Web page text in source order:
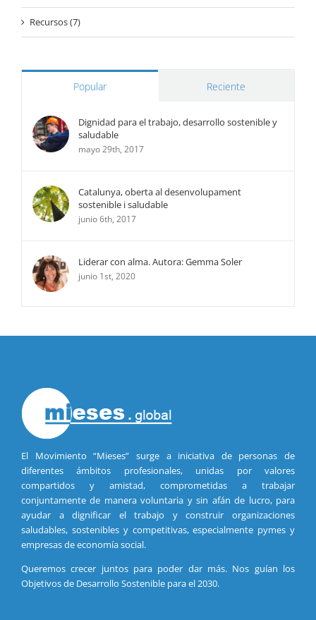
Recursos (7)
Popular Reciente
Dignidad para el trabajo, desarrollo sostenible y
saludable
mayo 29th, 2017
Catalunya, oberta al desenvolupament
sostenible i saludable
junio 6th, 2017
Liderar con alma. Autora: Gemma Soler
junio 1st, 2020
El Movimiento “Mieses” surge a iniciativa de personas de
diferentes ámbitos profesionales, unidas por valores
compartidos y amistad, comprometidas a trabajar
conjuntamente de manera voluntaria y sin afán de lucro, para
ayudar a dignificar el trabajo y construir organizaciones
saludables, sostenibles y competitivas, especialmente pymes y
empresas de economía social.
Queremos crecer juntos para poder dar más. Nos guían los
Objetivos de Desarrollo Sostenible para el 2030.